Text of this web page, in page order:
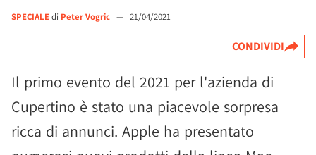
SPECIALEdi Peter Vogric — 21/04/2021
CONDIVIDI
Il primo evento del 2021 per l'azienda di
Cupertino è stato una piacevole sorpresa
ricca di annunci. Apple ha presentato